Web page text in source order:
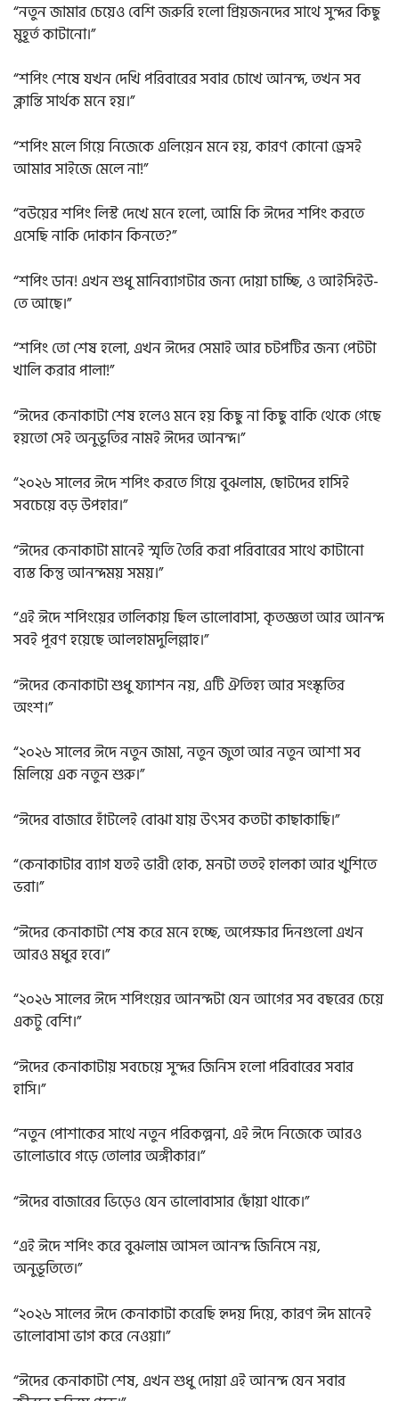
“নতুন জামার চেয়েও বেশি জরুরি হলো প্রিয়জনদের সাথে সুন্দর কিছু
মুহূর্ত কাটানো।”
“শপিং শেষে যখন দেখি পরিবারের সবার চোখে আনন্দ, তখন সব
ক্লান্তি সার্থক মনে হয়।”
“শপিং মলে গিয়ে নিজেকে এলিয়েন মনে হয়, কারণ কোনো ড্রেসই
আমার সাইজে মেলে না!”
“বউয়ের শপিং লিস্ট দেখে মনে হলো, আমি কি ঈদের শপিং করতে
এসেছি নাকি দোকান কিনতে?”
“শপিং ডান! এখন শুধু মানিব্যাগটার জন্য দোয়া চাচ্ছি, ও আইসিইউ-
তে আছে।”
“শপিং তো শেষ হলো, এখন ঈদের সেমাই আর চটপটির জন্য পেটটা
খালি করার পালা!”
“ঈদের কেনাকাটা শেষ হলেও মনে হয় কিছু না কিছু বাকি থেকে গেছে
হয়তো সেই অনুভূতির নামই ঈদের আনন্দ।”
“২০২৬ সালের ঈদে শপিং করতে গিয়ে বুঝলাম, ছোটদের হাসিই
সবচেয়ে বড় উপহার।”
“ঈদের কেনাকাটা মানেই স্মৃতি তৈরি করা পরিবারের সাথে কাটানো
ব্যস্ত কিন্তু আনন্দময় সময়।”
“এই ঈদে শপিংয়ের তালিকায় ছিল ভালোবাসা, কৃতজ্ঞতা আর আনন্দ
সবই পূরণ হয়েছে আলহামদুলিল্লাহ।”
“ঈদের কেনাকাটা শুধু ফ্যাশন নয়, এটি ঐতিহ্য আর সংস্কৃতির
অংশ।”
“২০২৬ সালের ঈদে নতুন জামা, নতুন জুতা আর নতুন আশা সব
মিলিয়ে এক নতুন শুরু।”
“ঈদের বাজারে হাঁটলেই বোঝা যায় উৎসব কতটা কাছাকাছি।”
“কেনাকাটার ব্যাগ যতই ভারী হোক, মনটা ততই হালকা আর খুশিতে
ভরা।”
“ঈদের কেনাকাটা শেষ করে মনে হচ্ছে, অপেক্ষার দিনগুলো এখন
আরও মধুর হবে।”
“২০২৬ সালের ঈদে শপিংয়ের আনন্দটা যেন আগের সব বছরের চেয়ে
একটু বেশি।”
“ঈদের কেনাকাটায় সবচেয়ে সুন্দর জিনিস হলো পরিবারের সবার
হাসি।”
“নতুন পোশাকের সাথে নতুন পরিকল্পনা, এই ঈদে নিজেকে আরও
ভালোভাবে গড়ে তোলার অঙ্গীকার।”
“ঈদের বাজারের ভিড়েও যেন ভালোবাসার ছোঁয়া থাকে।”
“এই ঈদে শপিং করে বুঝলাম আসল আনন্দ জিনিসে নয়,
অনুভূতিতে।”
“২০২৬ সালের ঈদে কেনাকাটা করেছি হৃদয় দিয়ে, কারণ ঈদ মানেই
ভালোবাসা ভাগ করে নেওয়া।”
“ঈদের কেনাকাটা শেষ, এখন শুধু দোয়া এই আনন্দ যেন সবার